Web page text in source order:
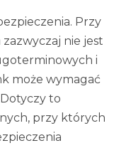
Przy
nie jest
i
może wymagać
to
przy których